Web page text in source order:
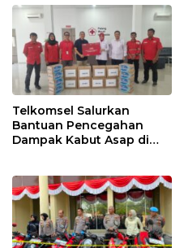
Telkomsel Salurkan
Bantuan Pencegahan
Dampak Kabut Asap di